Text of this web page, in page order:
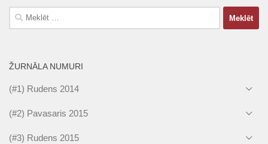
Meklēt:
ŽURNĀLA NUMURI
(#1) Rudens 2014
(#2) Pavasaris 2015
(#3) Rudens 2015